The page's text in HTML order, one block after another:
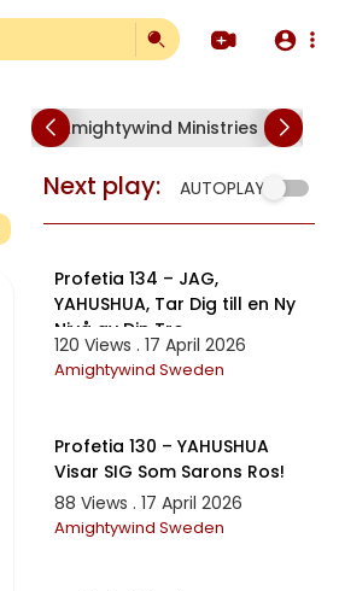
Amightywind Ministries
Next play: AUTOPLAY
Profetia 134 – JAG,
YAHUSHUA, Tar Dig till en Ny
Nivå av Din Tro
120 Views . 17 April 2026
Amightywind Sweden
Profetia 130 – YAHUSHUA
Visar SIG Som Sarons Ros!
88 Views . 17 April 2026
Amightywind Sweden